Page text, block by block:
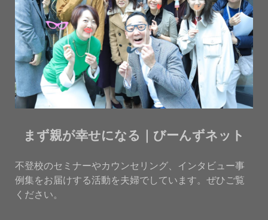
まず親が幸せになる｜びーんずネット
不登校のセミナーやカウンセリング、インタビュー事
例集をお届けする活動を夫婦でしています。ぜひご覧
ください。